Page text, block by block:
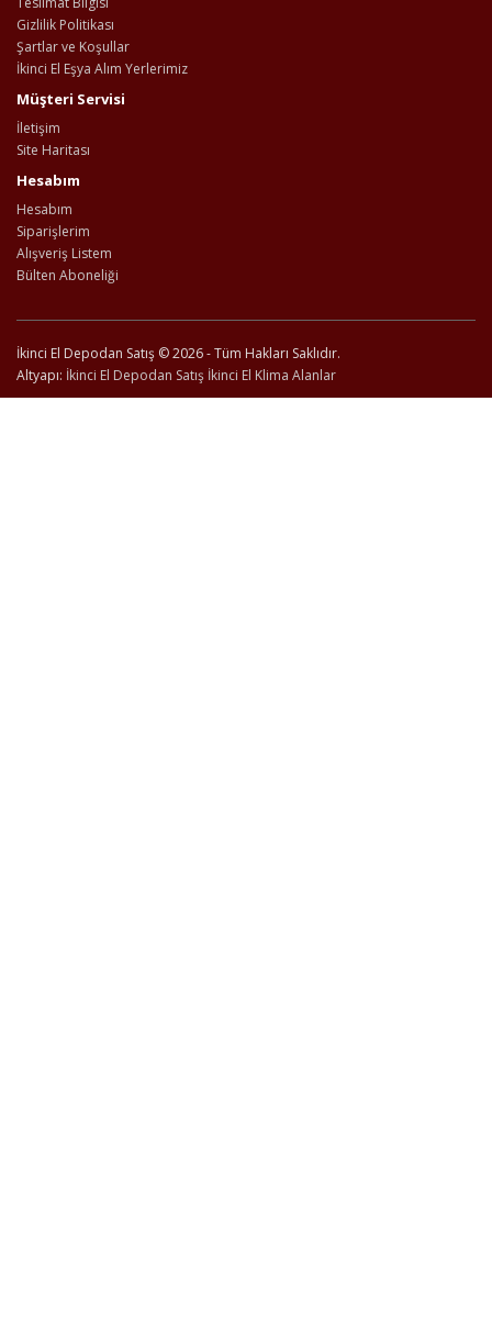
Gizlilik Politikası
Şartlar ve Koşullar
İkinci El Eşya Alım Yerlerimiz
Müşteri Servisi
İletişim
Site Haritası
Hesabım
Hesabım
Siparişlerim
Alışveriş Listem
Bülten Aboneliği
İkinci El Depodan Satış © 2026 - Tüm Hakları Saklıdır.
Altyapı: İkinci El Depodan Satış İkinci El Klima Alanlar